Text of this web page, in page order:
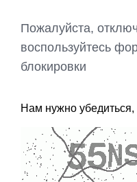
Пожалуйста,
воспользуйтесь
блокировки
Нам нужно